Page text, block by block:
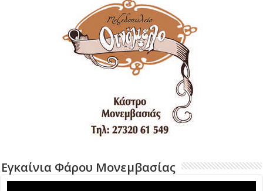
Εγκαίνια Φάρου Μονεμβασίας